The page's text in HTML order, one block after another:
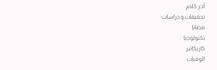
آخر كلام
تحقيقات و دراسات
قضايا
تكنولوجيا
كاريكاتير
الوفيات